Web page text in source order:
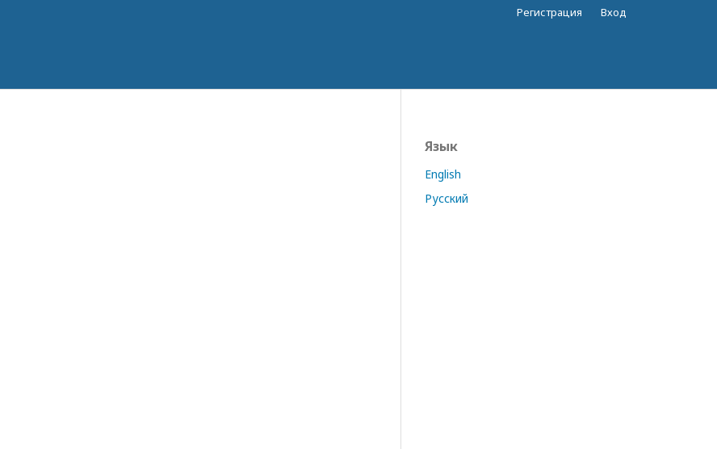
Регистрация Вход
Язык
English
Русский